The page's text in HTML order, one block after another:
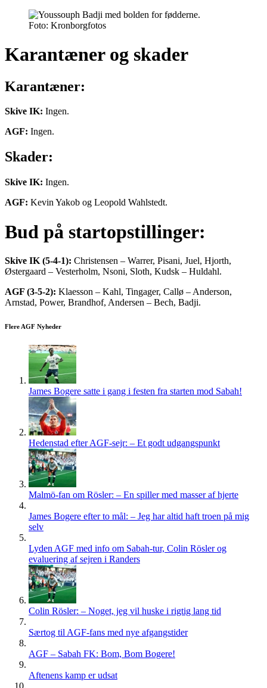
Foto: Kronborgfotos
Karantæner og skader
Karantæner:
Skive IK: Ingen.
AGF: Ingen.
Skader:
Skive IK: Ingen.
AGF: Kevin Yakob og Leopold Wahlstedt.
Bud på startopstillinger:
Skive IK (5-4-1): Christensen – Warrer, Pisani, Juel, Hjorth,
Østergaard – Vesterholm, Nsoni, Sloth, Kudsk – Huldahl.
AGF (3-5-2): Klaesson – Kahl, Tingager, Callø – Anderson,
Arnstad, Power, Brandhof, Andersen – Bech, Badji.
Flere AGF Nyheder
James Bogere satte i gang i festen fra starten mod Sabah!
Hedenstad efter AGF-sejr: – Et godt udgangspunkt
Malmö-fan om Rösler: – En spiller med masser af hjerte
James Bogere efter to mål: – Jeg har altid haft troen på mig
selv
Lyden AGF med info om Sabah-tur, Colin Rösler og
evaluering af sejren i Randers
Colin Rösler: – Noget, jeg vil huske i rigtig lang tid
Særtog til AGF-fans med nye afgangstider
AGF – Sabah FK: Bom, Bom Bogere!
Aftenens kamp er udsat